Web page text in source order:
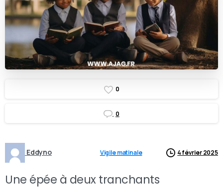
0
0
Eddyno Vigile matinale 4 février 2025
Une épée à deux tranchants